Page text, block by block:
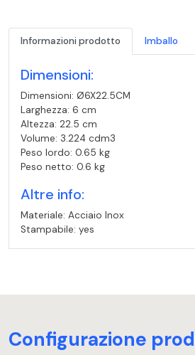
Informazioni prodotto Imballo
Dimensioni:
Dimensioni: Ø6X22.5CM
Larghezza: 6 cm
Altezza: 22.5 cm
Volume: 3.224 cdm3
Peso lordo: 0.65 kg
Peso netto: 0.6 kg
Altre info:
Materiale: Acciaio Inox
Stampabile: yes
Configurazione